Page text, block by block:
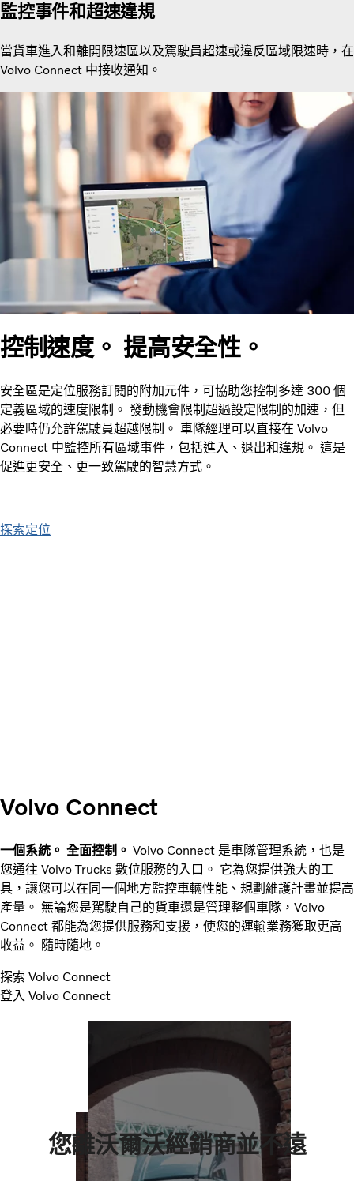
監控事件和超速違規
當貨車進入和離開限速區以及駕駛員超速或違反區域限速時，在
Volvo Connect 中接收通知。
控制速度。 提高安全性。
安全區是定位服務訂閱的附加元件，可協助您控制多達 300 個
定義區域的速度限制。 發動機會限制超過設定限制的加速，但
必要時仍允許駕駛員超越限制。 車隊經理可以直接在 Volvo
Connect 中監控所有區域事件，包括進入、退出和違規。 這是
促進更安全、更一致駕駛的智慧方式。
探索定位
Volvo Connect
一個系統。 全面控制。 Volvo Connect 是車隊管理系統，也是
您通往 Volvo Trucks 數位服務的入口。 它為您提供強大的工
具，讓您可以在同一個地方監控車輛性能、規劃維護計畫並提高
產量。 無論您是駕駛自己的貨車還是管理整個車隊，Volvo
Connect 都能為您提供服務和支援，使您的運輸業務獲取更高
收益。 隨時隨地。
探索 Volvo Connect
登入 Volvo Connect
您離沃爾沃經銷商並不遠